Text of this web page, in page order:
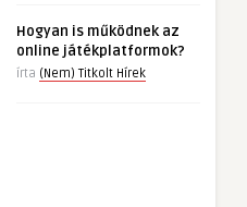
Hogyan is működnek az
online játékplatformok?
írta (Nem) Titkolt Hírek